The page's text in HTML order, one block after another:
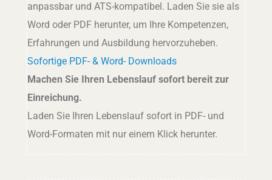
anpassbar und ATS-kompatibel. Laden Sie sie als
Word oder PDF herunter, um Ihre Kompetenzen,
Erfahrungen und Ausbildung hervorzuheben.
Sofortige PDF- & Word- Downloads
Machen Sie Ihren Lebenslauf sofort bereit zur
Einreichung.
Laden Sie Ihren Lebenslauf sofort in PDF- und
Word-Formaten mit nur einem Klick herunter.